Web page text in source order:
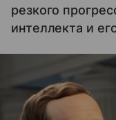
резкого
интеллекта и